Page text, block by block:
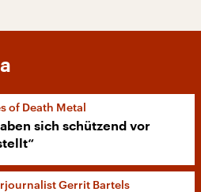
of Death Metal
sich schützend vor
Gerrit Bartels